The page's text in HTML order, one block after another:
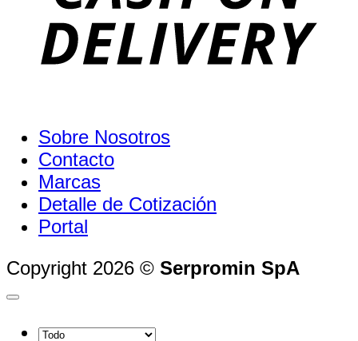
Sobre Nosotros
Contacto
Marcas
Detalle de Cotización
Portal
Copyright 2026 © Serpromin SpA